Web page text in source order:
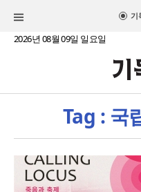
기
2026년 08월 09일 일요일
Tag : 국